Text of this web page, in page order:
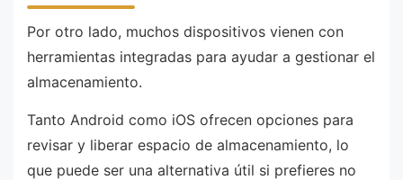
Por otro lado, muchos dispositivos vienen con
herramientas integradas para ayudar a gestionar el
almacenamiento.
Tanto Android como iOS ofrecen opciones para
revisar y liberar espacio de almacenamiento, lo
que puede ser una alternativa útil si prefieres no